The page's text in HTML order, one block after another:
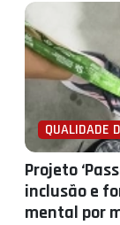
QUALIDADE
Projeto
inclusão e
mental por